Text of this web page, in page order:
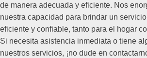
de manera adecuada y eficiente. Nos
nuestra capacidad para brindar un
eficiente y confiable, tanto para el hogar
Si necesita asistencia inmediata o tiene
nuestros servicios, ¡no dude en